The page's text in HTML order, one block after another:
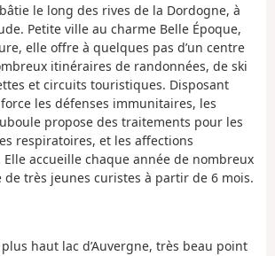
le long des rives de la Dordogne, à
Petite ville au charme Belle Époque,
elle offre à quelques pas d’un centre
itinéraires de randonnées, de ski
et circuits touristiques. Disposant
les défenses immunitaires, les
propose des traitements pour les
respiratoires, et les affections
accueille chaque année de nombreux
de très jeunes curistes à partir de 6 mois.
plus haut lac d’Auvergne, très beau point